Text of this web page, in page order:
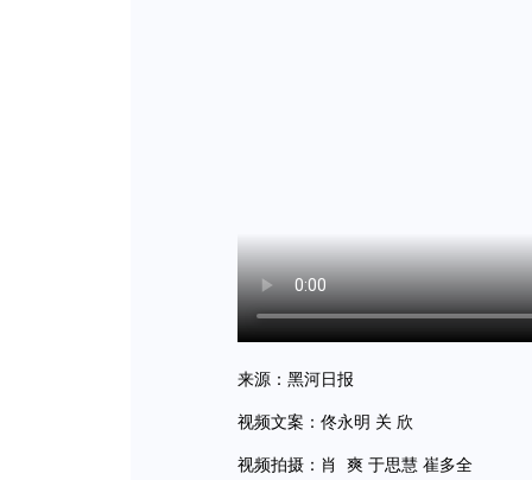
来源：黑河日报
视频文案：佟永明 关 欣
视频拍摄：肖 爽 于思慧 崔多全